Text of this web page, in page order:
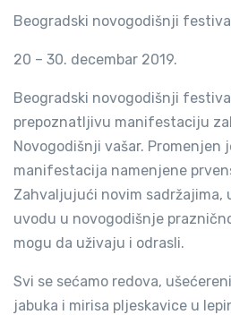
Beogradski novogodišnji
20 – 30. decembar 2019.
Beogradski novogodišnji
prepoznatljivu manifestaciju
Novogodišnji vašar. Promenjen
manifestacija namenjene
Zahvaljujući novim sadržajima,
uvodu u novogodišnje
mogu da uživaju i odrasli.
Svi se sećamo redova,
jabuka i mirisa pljeskavice u